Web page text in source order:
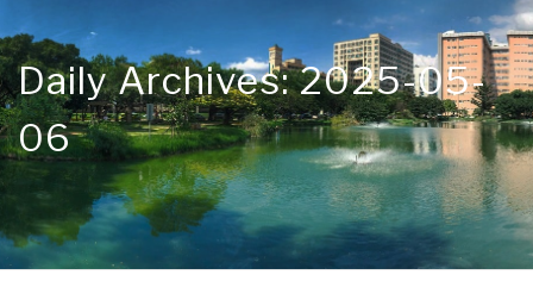
Daily Archives: 2025-05-
06